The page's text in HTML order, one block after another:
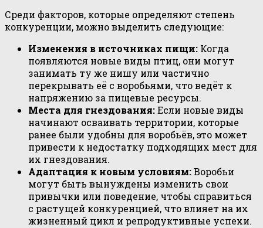
Среди факторов, которые определяют степень
конкуренции, можно выделить следующие:
Изменения в источниках пищи: Когда
появляются новые виды птиц, они могут
занимать ту же нишу или частично
перекрывать её с воробьями, что ведёт к
напряжению за пищевые ресурсы.
Места для гнездования:Если новые виды
начинают осваивать территории, которые
ранее были удобны для воробьёв, это может
привести к недостатку подходящих мест для
их гнездования.
Адаптация к новым условиям:Воробьи
могут быть вынуждены изменить свои
привычки или поведение, чтобы справиться
с растущей конкуренцией, что влияет на их
жизненный цикл и репродуктивные успехи.